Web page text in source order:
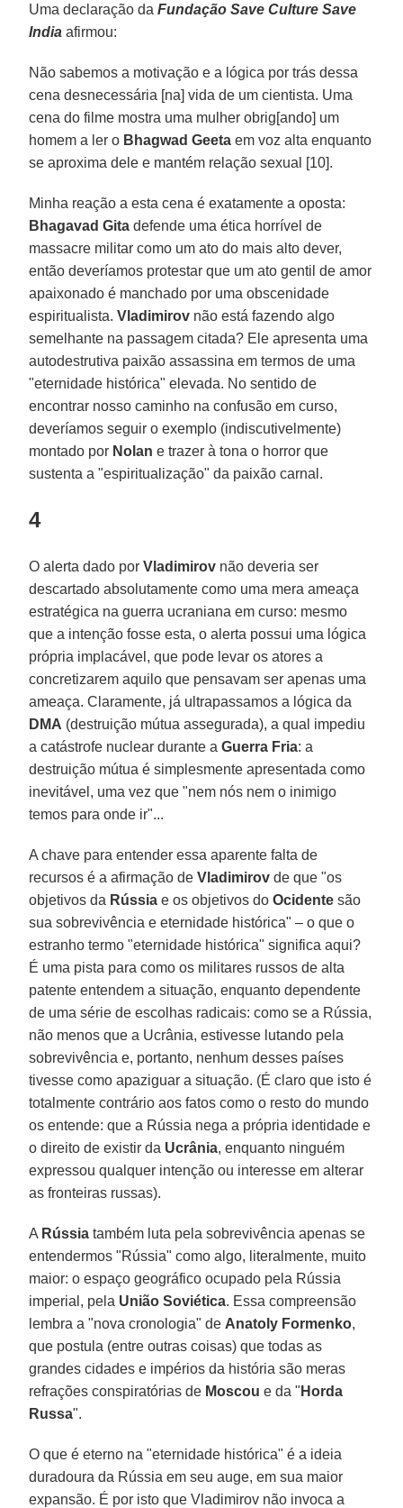
Uma declaração da Fundação Save Culture Save
India afirmou:
Não sabemos a motivação e a lógica por trás dessa
cena desnecessária [na] vida de um cientista. Uma
cena do filme mostra uma mulher obrig[ando] um
homem a ler o Bhagwad Geeta em voz alta enquanto
se aproxima dele e mantém relação sexual [10].
Minha reação a esta cena é exatamente a oposta:
Bhagavad Gita defende uma ética horrível de
massacre militar como um ato do mais alto dever,
então deveríamos protestar que um ato gentil de amor
apaixonado é manchado por uma obscenidade
espiritualista.Vladimirov não está fazendo algo
semelhante na passagem citada? Ele apresenta uma
autodestrutiva paixão assassina em termos de uma
"eternidade histórica" elevada. No sentido de
encontrar nosso caminho na confusão em curso,
deveríamos seguir o exemplo (indiscutivelmente)
montado por Nolan e trazer à tona o horror que
sustenta a "espiritualização" da paixão carnal.
4
O alerta dado porVladimirov não deveria ser
descartado absolutamente como uma mera ameaça
estratégica na guerra ucraniana em curso: mesmo
que a intenção fosse esta, o alerta possui uma lógica
própria implacável, que pode levar os atores a
concretizarem aquilo que pensavam ser apenas uma
ameaça. Claramente, já ultrapassamos a lógica da
DMA (destruição mútua assegurada), a qual impediu
a catástrofe nuclear durante aGuerra Fria: a
destruição mútua é simplesmente apresentada como
inevitável, uma vez que "nem nós nem o inimigo
temos para onde ir"...
A chave para entender essa aparente falta de
recursos é a afirmação deVladimirov de que "os
objetivos da Rússia e os objetivos doOcidente são
sua sobrevivência e eternidade histórica" – o que o
estranho termo "eternidade histórica" significa aqui?
É uma pista para como os militares russos de alta
patente entendem a situação, enquanto dependente
de uma série de escolhas radicais: como se a Rússia,
não menos que a Ucrânia, estivesse lutando pela
sobrevivência e, portanto, nenhum desses países
tivesse como apaziguar a situação. (É claro que isto é
totalmente contrário aos fatos como o resto do mundo
os entende: que a Rússia nega a própria identidade e
o direito de existir da Ucrânia, enquanto ninguém
expressou qualquer intenção ou interesse em alterar
as fronteiras russas).
A Rússia também luta pela sobrevivência apenas se
entendermos "Rússia" como algo, literalmente, muito
maior: o espaço geográfico ocupado pela Rússia
imperial, pela União Soviética. Essa compreensão
lembra a "nova cronologia" de Anatoly Formenko,
que postula (entre outras coisas) que todas as
grandes cidades e impérios da história são meras
refrações conspiratórias de Moscou e da " Horda
Russa".
O que é eterno na "eternidade histórica" é a ideia
duradoura da Rússia em seu auge, em sua maior
expansão. É por isto que Vladimirov não invoca a